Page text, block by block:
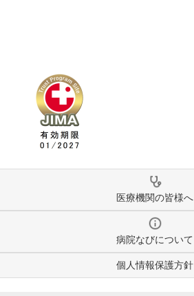
医療機関の皆様へ
病院なびについて
個人情報保護方針